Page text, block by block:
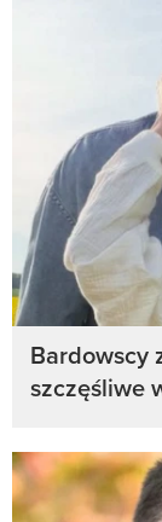
Bardowscy
szczęśliwe